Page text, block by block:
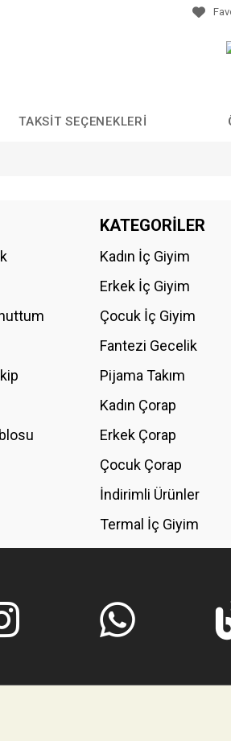
TAKSIT SEÇENEKLERI
Bu ürüne ilk yorumu siz
KATEGORİLER
Kadın İç Giyim
Erkek İç Giyim
Çocuk İç Giyim
Fantezi Gecelik
Pijama Takım
Kadın Çorap
Erkek Çorap
Çocuk Çorap
İndirimli Ürünler
Termal İç Giyim